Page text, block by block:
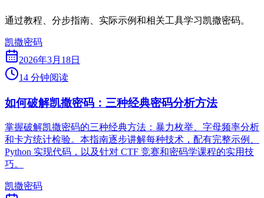
通过教程、分步指南、实际示例和相关工具学习凯撒密码。
凯撒密码
2026年3月18日
14 分钟阅读
如何破解凯撒密码：三种经典密码分析方法
掌握破解凯撒密码的三种经典方法：暴力枚举、字母频率分析
和卡方统计检验。本指南逐步讲解每种技术，配有完整示例、
Python 实现代码，以及针对 CTF 竞赛和密码学课程的实用技
巧。
凯撒密码